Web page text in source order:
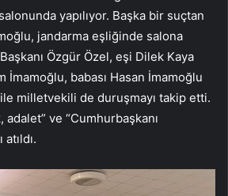
yapılıyor. Başka bir suçtan
jandarma eşliğinde salona
Özgür Özel, eşi Dilek Kaya
İmamoğlu, babası Hasan İmamoğlu
milletvekili de duruşmayı takip etti.
adalet” ve “Cumhurbaşkanı